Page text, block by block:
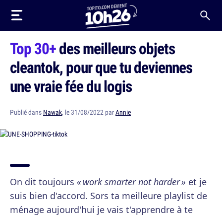
Top 30+des meilleurs objets
cleantok, pour que tu deviennes
une vraie fée du logis
Publié dans Nawak, le 31/08/2022 parAnnie
On dit toujours « work smarter not harder » et je
suis bien d'accord. Sors ta meilleure playlist de
ménage aujourd'hui je vais t'apprendre à te